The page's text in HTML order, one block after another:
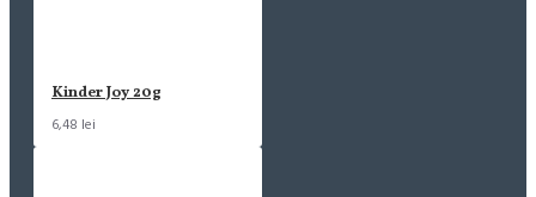
Kinder Joy 20g
6,48 lei